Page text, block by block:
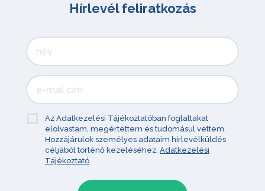
Hírlevél feliratkozás
Az Adatkezelési Tájékoztatóban foglaltakat
elolvastam, megértettem és tudomásul vettem.
Hozzájárulok személyes adataim hírlevélküldés
céljából történő kezeléséhez. Adatkezelési
Tájékoztató